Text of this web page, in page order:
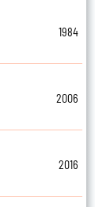
1984
2006
2016